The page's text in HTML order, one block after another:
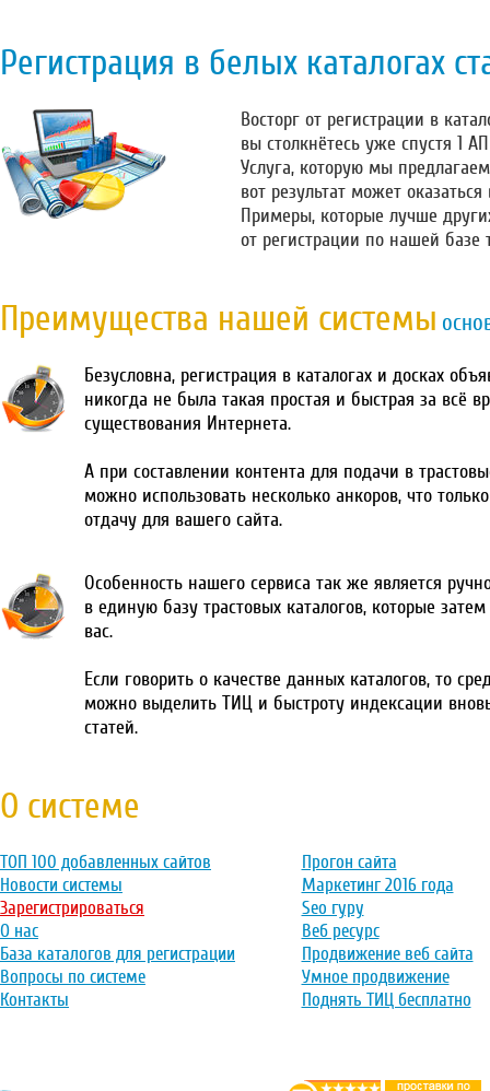
Регистрация в белых каталогах
Восторг от регистрации в
вы столкнётесь уже спустя 1
Услуга, которую мы
вот результат может
Примеры, которые лучше
от регистрации по нашей базе
Преимущества нашей системы
Безусловна, регистрация в каталогах и досках
никогда не была такая простая и быстрая за всё
существования Интернета.
А при составлении контента для подачи в
можно использовать несколько анкоров, что
отдачу для вашего сайта.
Особенность нашего сервиса так же является
в единую базу трастовых каталогов, которые
вас.
Если говорить о качестве данных каталогов, то
можно выделить ТИЦ и быстроту индексации
статей.
О системе
ТОП 100 добавленных сайтов
Новости системы
Зарегистрироваться
О нас
База каталогов для регистрации
Вопросы по системе
Контакты
Прогон сайта
Маркетинг 2016 года
Seo гуру
Веб ресурс
Продвижение веб сайта
Умное продвижение
Поднять ТИЦ бесплатно